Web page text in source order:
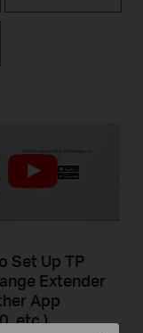
Set Up TP
Extender
App
etc.)